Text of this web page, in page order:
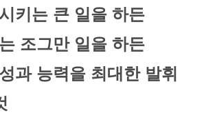
키는 큰 일을 하든
조그만 일을 하든
과 능력을 최대한 발휘